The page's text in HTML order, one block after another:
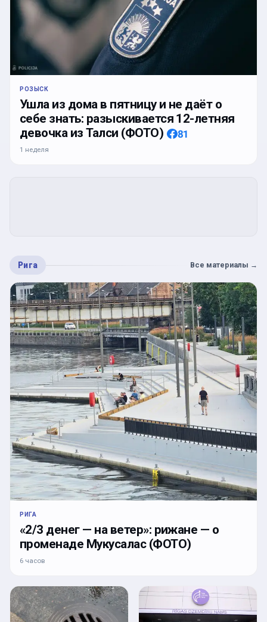
РОЗЫСК
Ушла из дома в пятницу и не даёт о
себе знать: разыскивается 12-летняя
девочка из Талси (ФОТО)
81
1 неделя
Рига Все материалы →
РИГА
«2/3 денег — на ветер»: рижане — о
променаде Мукусалас (ФОТО)
6 часов